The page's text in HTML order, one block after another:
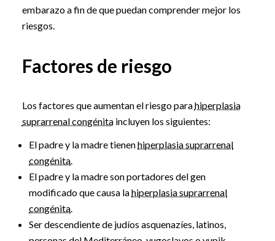
embarazo a fin de que puedan comprender mejor los
riesgos.
Factores de riesgo
Los factores que aumentan el riesgo parahiperplasia
suprarrenal congénitaincluyen los siguientes:
El padre y la madre tienenhiperplasia suprarrenal
congénita.
El padre y la madre son portadores del gen
modificado que causa lahiperplasia suprarrenal
congénita.
Ser descendiente de judíos asquenazíes, latinos,